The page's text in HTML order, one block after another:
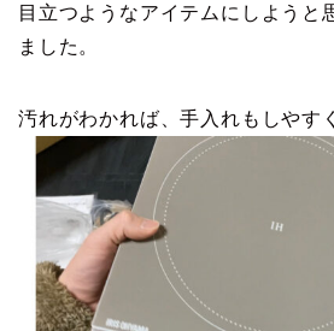
目立つようなアイテムにしようと
ました。
汚れがわかれば、手入れもしやす